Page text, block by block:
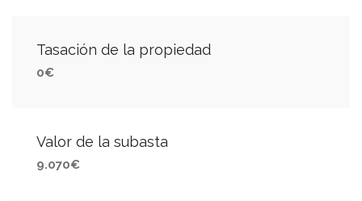
Tasación de la propiedad
0€
Valor de la subasta
9.070€